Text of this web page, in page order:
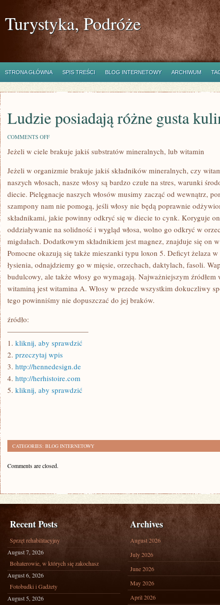
Turystyka, Podróże
STRONA GŁÓWNA SPIS TREŚCI BLOG INTERNETOWY ARCHIWUM
Ludzie posiadają różne gusta
COMMENTS OFFON
POSIADAJĄ
KULINARNE,
RÓŻNE
Jeżeli w ciele brakuje jakiś substratów mineralnych, lub witamin
Jeżeli w organizmie brakuje jakiś składników mineralnych, czy
naszych włosach, nasze włosy są bardzo czułe na stres, warunki
diecie. Pielęgnacje naszych włosów musimy zacząć od wewnątrz,
szampony nam nie pomogą, jeśli włosy nie będą poprawnie
składnikami, jakie powinny odkryć się w diecie to cynk. Koryguje
oddziaływanie na solidność i wygląd włosa, wolno go odkryć w
migdałach. Dodatkowym składnikiem jest magnez, znajduje się on
Pomocne okazują się także mieszanki typu loxon 5. Deficyt żelaza
łysienia, odnajdziemy go w mięsie, orzechach, daktylach, fasoli.
budulcowy, ale także włosy go wymagają. Najważniejszym źródłem
witaminą jest witamina A. Włosy w przede wszystkim dokuczliwy
tego powinniśmy nie dopuszczać do jej braków.
źródło:
———————————
1. kliknij, aby sprawdzić
2. przeczytaj wpis
3. http://hennedesign.de
4. http://herhistoire.com
5. kliknij, aby sprawdzić
CATEGORIES: BLOG INTERNETOWY
Comments are closed.
Recent Posts
Sprzęt rehabilitacyjny
August 7, 2026
Bohaterowie, w których się zakochasz
August 6, 2026
Fotobudki i Gadżety
August 5, 2026
Archives
August 2026
July 2026
June 2026
May 2026
April 2026